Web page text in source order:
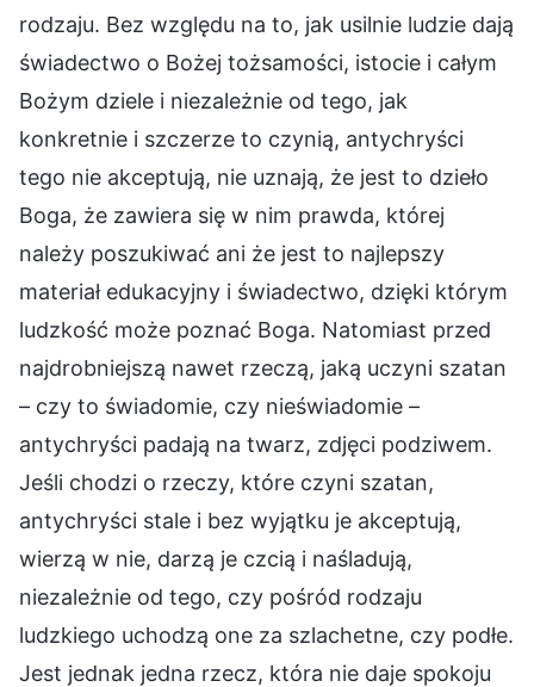
rodzaju. Bez względu na to, jak usilnie ludzie dają
świadectwo o Bożej tożsamości, istocie i całym
Bożym dziele i niezależnie od tego, jak
konkretnie i szczerze to czynią, antychryści
tego nie akceptują, nie uznają, że jest to dzieło
Boga, że zawiera się w nim prawda, której
należy poszukiwać ani że jest to najlepszy
materiał edukacyjny i świadectwo, dzięki którym
ludzkość może poznać Boga. Natomiast przed
najdrobniejszą nawet rzeczą, jaką uczyni szatan
– czy to świadomie, czy nieświadomie –
antychryści padają na twarz, zdjęci podziwem.
Jeśli chodzi o rzeczy, które czyni szatan,
antychryści stale i bez wyjątku je akceptują,
wierzą w nie, darzą je czcią i naśladują,
niezależnie od tego, czy pośród rodzaju
ludzkiego uchodzą one za szlachetne, czy podłe.
Jest jednak jedna rzecz, która nie daje spokoju